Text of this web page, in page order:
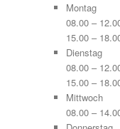
Montag
08.00 –
15.00 –
Dienstag
08.00 –
15.00 –
Mittwoch
08.00 –